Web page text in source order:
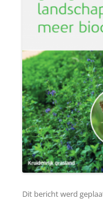
Dit bericht werd